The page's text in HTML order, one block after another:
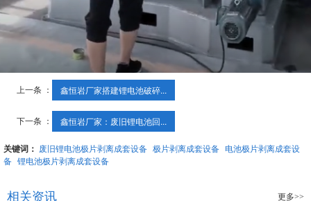
上一条 ： 鑫恒岩厂家搭建锂电池破碎...
下一条 ： 鑫恒岩厂家：废旧锂电池回...
关键词： 废旧锂电池极片剥离成套设备 极片剥离成套设备 电池极片剥离成套设
备 锂电池极片剥离成套设备
相关资讯 更多>>